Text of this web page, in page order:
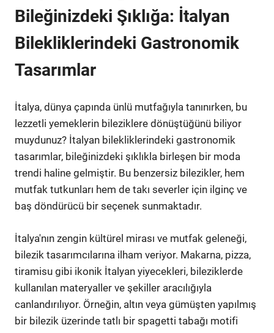
Bileğinizdeki Şıklığa: İtalyan
Bilekliklerindeki Gastronomik
Tasarımlar
İtalya, dünya çapında ünlü mutfağıyla tanınırken, bu
lezzetli yemeklerin bileziklere dönüştüğünü biliyor
muydunuz? İtalyan bilekliklerindeki gastronomik
tasarımlar, bileğinizdeki şıklıkla birleşen bir moda
trendi haline gelmiştir. Bu benzersiz bilezikler, hem
mutfak tutkunları hem de takı severler için ilginç ve
baş döndürücü bir seçenek sunmaktadır.
İtalya'nın zengin kültürel mirası ve mutfak geleneği,
bilezik tasarımcılarına ilham veriyor. Makarna, pizza,
tiramisu gibi ikonik İtalyan yiyecekleri, bileziklerde
kullanılan materyaller ve şekiller aracılığıyla
canlandırılıyor. Örneğin, altın veya gümüşten yapılmış
bir bilezik üzerinde tatlı bir spagetti tabağı motifi